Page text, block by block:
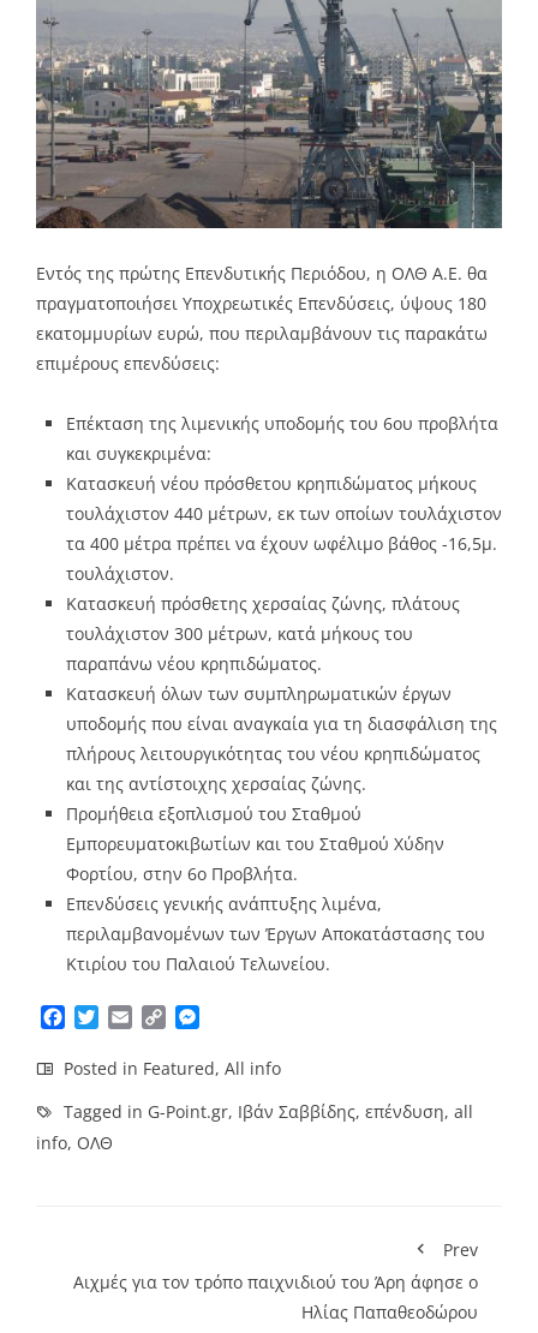
Εντός της πρώτης Επενδυτικής Περιόδου, η ΟΛΘ Α.Ε. θα
πραγματοποιήσει Υποχρεωτικές Επενδύσεις, ύψους 180
εκατομμυρίων ευρώ, που περιλαμβάνουν τις παρακάτω
επιμέρους επενδύσεις:
Επέκταση της λιμενικής υποδομής του 6ου προβλήτα
και συγκεκριμένα:
Κατασκευή νέου πρόσθετου κρηπιδώματος μήκους
τουλάχιστον 440 μέτρων, εκ των οποίων τουλάχιστον
τα 400 μέτρα πρέπει να έχουν ωφέλιμο βάθος -16,5μ.
τουλάχιστον.
Κατασκευή πρόσθετης χερσαίας ζώνης, πλάτους
τουλάχιστον 300 μέτρων, κατά μήκους του
παραπάνω νέου κρηπιδώματος.
Κατασκευή όλων των συμπληρωματικών έργων
υποδομής που είναι αναγκαία για τη διασφάλιση της
πλήρους λειτουργικότητας του νέου κρηπιδώματος
και της αντίστοιχης χερσαίας ζώνης.
Προμήθεια εξοπλισμού του Σταθμού
Εμπορευματοκιβωτίων και του Σταθμού Χύδην
Φορτίου, στην 6ο Προβλήτα.
Επενδύσεις γενικής ανάπτυξης λιμένα,
περιλαμβανομένων των Έργων Αποκατάστασης του
Κτιρίου του Παλαιού Τελωνείου.
Facebook
TwitterEmailCopy
Posted in Featured, All info
Tagged in G-Point.gr, Ιβάν Σαββίδης, επένδυση, all
info, ΟΛΘ
Prev
Αιχμές για τον τρόπο παιχνιδιού του Άρη άφησε ο
Ηλίας Παπαθεοδώρου